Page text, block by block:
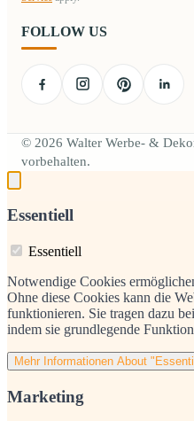
FOLLOW US
© 2026 Walter Werbe- &
vorbehalten.
Essentiell
Essentiell
Notwendige Cookies
Ohne diese Cookies kann die
funktionieren. Sie tragen dazu
indem sie grundlegende
Mehr Informationen About
Marketing